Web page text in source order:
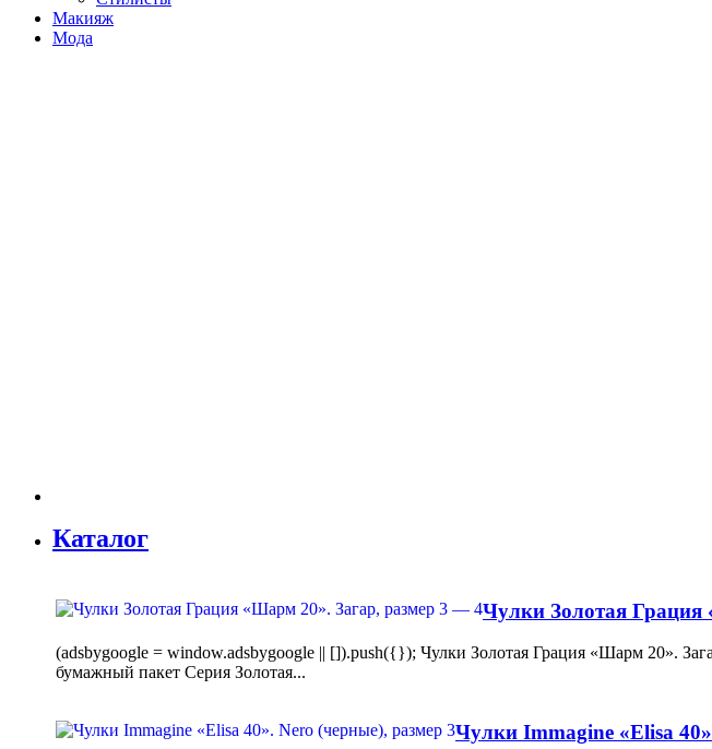
Макияж
Мода
Каталог
Чулки Золотая
(adsbygoogle = window.adsbygoogle || []).push({}); Чулки Золотая Грация «Шарм 20».
бумажный пакет Серия Золотая...
Чулки Immagine «Elisa